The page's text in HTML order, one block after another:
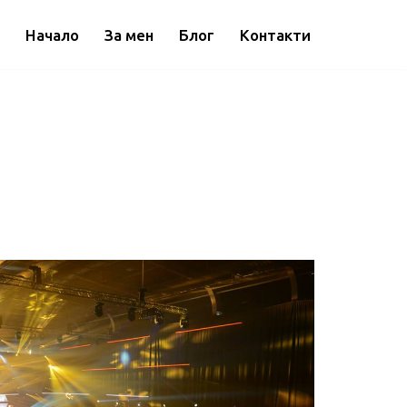
Начало За мен Блог Контакти